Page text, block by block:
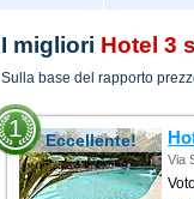
I migliori Hotel 3
Sulla base del rapporto
Eccellente!
1
Via